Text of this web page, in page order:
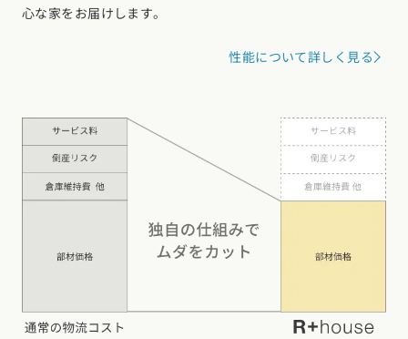
心な家をお届けします。
性能について詳しく見る